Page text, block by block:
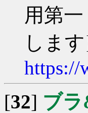
用第
しま
https://
[32] ブ